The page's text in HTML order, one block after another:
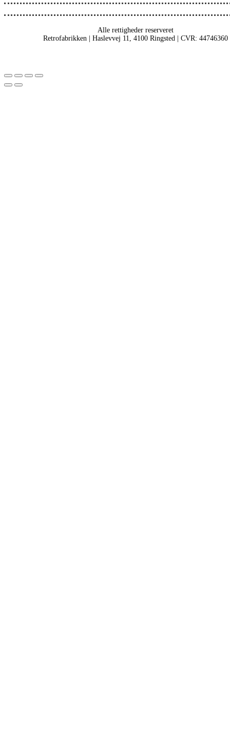
Alle rettigheder reserveret
Retrofabrikken | Haslevvej 11, 4100 Ringsted | CVR: 44746360